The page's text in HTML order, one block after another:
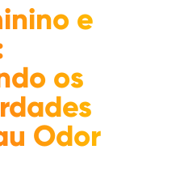
e
os
Odor